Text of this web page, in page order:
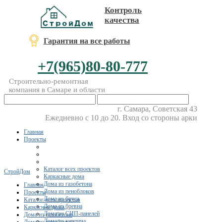
Контроль
качества
Гарантия на все работы
+7(965)80-80-777
Строительно-ремонтная
компания в Самаре и области
г. Самара, Советская 43
Ежедневно с 10 до 20. Вход со стороны арки
Главная
Проекты
Каталог всех проектов
Каркасные дома
Дома из газобетона
Дома из пеноблоков
Дома из бруса
Дома из бревна
Дома из СИП-панелей
СтройДом
Главная
Проекты
Каталог всех проектов
Каркасные дома
Дома из газобетона